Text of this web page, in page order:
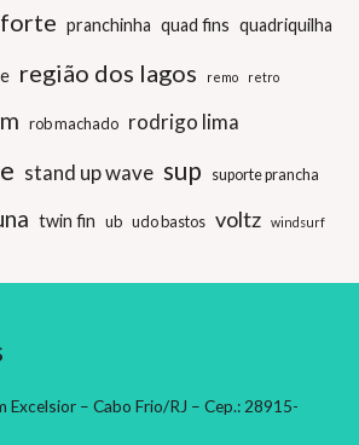
pranchinha quad fins quadriquilha
região dos lagos remo retro
rob machado rodrigo lima
stand up wave sup suporte prancha
twin fin ub udo bastos voltz windsurf
Excelsior – Cabo Frio/RJ – Cep.: 28915-